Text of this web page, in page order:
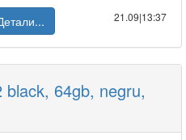
21.09|13:37
black, 64gb, negru,